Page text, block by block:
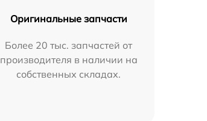
Оригинальные запчасти
Более 20 тыс. запчастей от
производителя в наличии на
собственных складах.